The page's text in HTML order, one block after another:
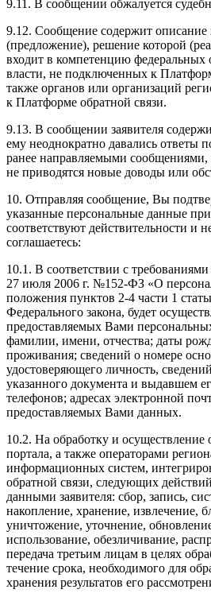
9.11. В сообщении обжалуется
9.12. Сообщение содержит
(предложение), решение которой
входит в компетенцию федеральных
власти, не подключенных к
также органов или организаций
к Платформе обратной связи.
9.13. В сообщении заявителя
ему неоднократно давались ответы
ранее направляемыми
не приводятся новые доводы или
10. Отправляя сообщение, Вы
указанные персональные данные
соответствуют действительности и
соглашаетесь:
10.1. В соответствии с
27 июля 2006 г. №152-ФЗ «О
положения пунктов 2-4 части 1
Федерального закона, будет
предоставляемых Вами
фамилии, имени, отчества; даты
проживания; сведений о номере
удостоверяющего личность,
указанного документа и выдавшем
телефонов; адресах электронной
предоставляемых Вами данных.
10.2. На обработку и осуществление
портала, а также операторами
информационных систем,
обратной связи, следующих
данными заявителя: сбор, запись,
накопление, хранение, извлечение,
уничтожение, уточнение,
использование, обезличивание,
передача третьим лицам в целях
течение срока, необходимого для
хранения результатов его